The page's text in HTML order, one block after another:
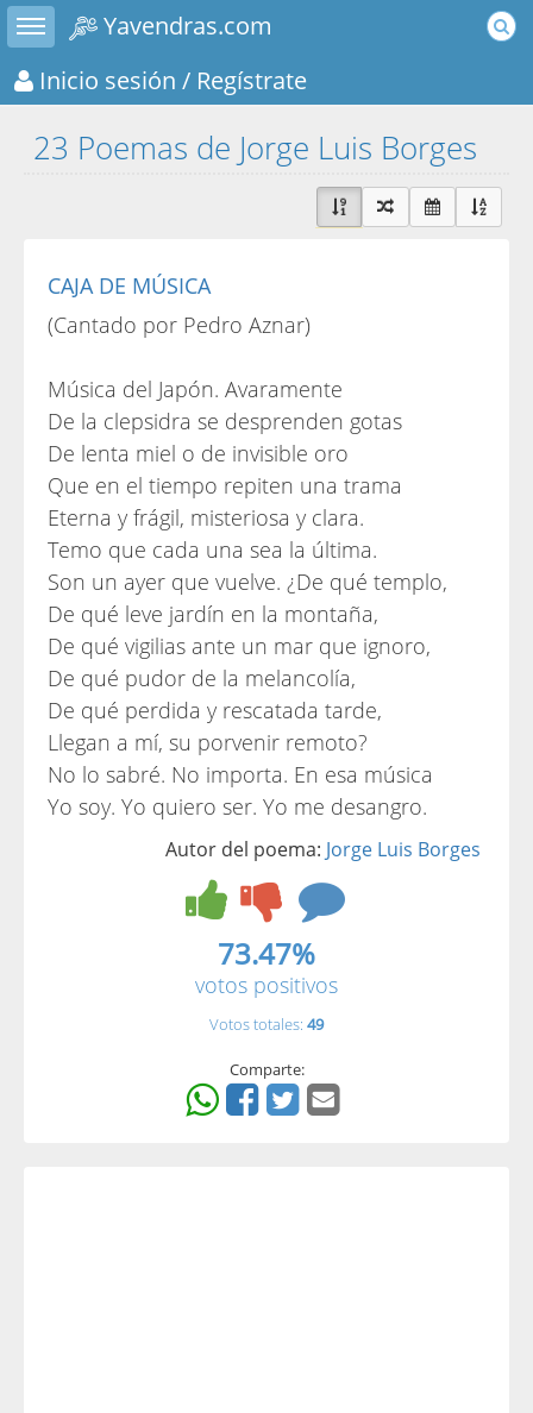
Toggle sidebar
Yavendras.com
Inicio sesión / Regístrate
23 Poemas de Jorge Luis Borges
CAJA DE MÚSICA
(Cantado por Pedro Aznar)
Música del Japón. Avaramente
De la clepsidra se desprenden gotas
De lenta miel o de invisible oro
Que en el tiempo repiten una trama
Eterna y frágil, misteriosa y clara.
Temo que cada una sea la última.
Son un ayer que vuelve. ¿De qué templo,
De qué leve jardín en la montaña,
De qué vigilias ante un mar que ignoro,
De qué pudor de la melancolía,
De qué perdida y rescatada tarde,
Llegan a mí, su porvenir remoto?
No lo sabré. No importa. En esa música
Yo soy. Yo quiero ser. Yo me desangro.
Autor del poema: Jorge Luis Borges
73.47%
votos positivos
Votos totales: 49
Comparte: